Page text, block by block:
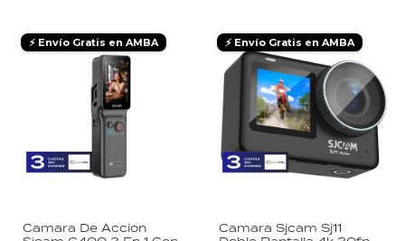
⚡ Envío Gratis en AMBA
Camara De Accion
⚡ Envío Gratis en AMBA
Camara Sjcam Sj11